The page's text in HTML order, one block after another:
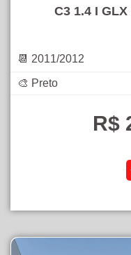
C3 1.4 I
📆 2011/2012
🎨 Preto
R$